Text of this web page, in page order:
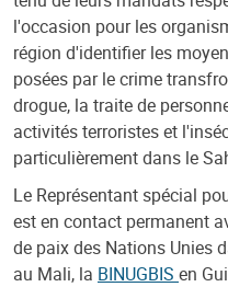
l'occasion pour les
région d'identifier les
posées par le crime
drogue, la traite de
activités terroristes et
particulièrement dans le
Le Représentant spécial
est en contact permanent
de paix des Nations Unies
au Mali, la BINUGBIS en